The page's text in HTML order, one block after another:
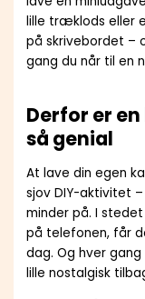
lille træklods eller
på skrivebordet –
gang du når til en
Derfor er
så genial
At lave din egen
sjov DIY-aktivitet
minder på. I
på telefonen, får
dag. Og hver
lille nostalgisk